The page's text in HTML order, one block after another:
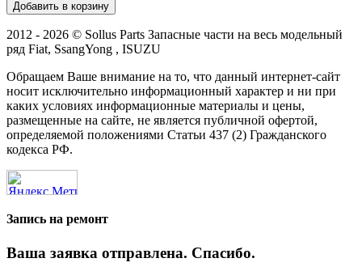
2012 - 2026 © Sollus Parts Запасные части на весь модельный
ряд Fiat, SsangYong , ISUZU
Обращаем Ваше внимание на то, что данный интернет-сайт
носит исключительно информационный характер и ни при
каких условиях информационные материалы и цены,
размещенные на сайте, не является публичной офертой,
определяемой положениями Статьи 437 (2) Гражданского
кодекса РФ.
Запись на ремонт
Ваша заявка отправлена. Спасибо.